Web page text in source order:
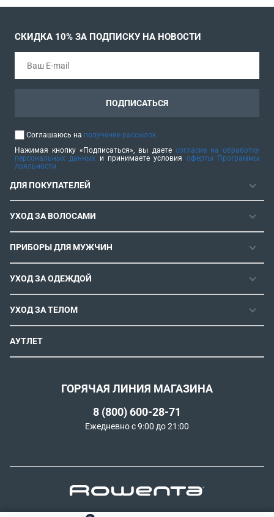
ДЛЯ ПОКУПАТЕЛЕЙ
ГАРАНТИЯ
РЕМОНТОПРИГОДНОСТЬ
ИНСТРУКЦИИ И FAQ
КОНТАКТЫ И РЕКВИЗИТЫ
СПОСОБЫ ОПЛАТЫ
УСЛОВИЯ ДОСТАВКИ
ОБМЕН И ВОЗВРАТ
РЕКОМЕНДАТЕЛЬНЫЕ ТЕХНОЛОГИИ
УХОД ЗА ВОЛОСАМИ
ФЕНЫ
ФЕН-ЩЕТКИ
СТАЙЛЕРЫ
ВОССТАНОВЛЕНИЕ ВОЛОС
ULTIMATE EXPERIENCE
ROWENTA X KARL LAGERFELD
ПРИБОРЫ ДЛЯ МУЖЧИН
МАШИНКИ ДЛЯ СТРИЖКИ
ТРИММЕРЫ
УХОД ЗА ОДЕЖДОЙ
ПАРОГЕНЕРАТОРЫ
УТЮГИ
УХОД ЗА ТЕЛОМ
ЭПИЛЯТОРЫ
АУТЛЕТ
СКИДКА 10% ЗА ПОДПИСКУ НА НОВОСТИ
ПОДПИСАТЬСЯ
Соглашаюсь на получение рассылок
Нажимая кнопку «Подписаться», вы даете согласие на обработку
персональных данных и принимаете условия оферты Программы
лояльности
ГОРЯЧАЯ ЛИНИЯ МАГАЗИНА
8 (800) 600-28-71
Ежедневно с 9:00 до 21:00